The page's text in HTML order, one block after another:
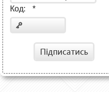
Код: *
Підписатись